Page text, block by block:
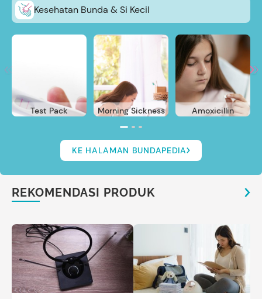
Kesehatan Bunda & Si Kecil
Test Pack Morning Sickness Amoxicillin
KE HALAMAN BUNDAPEDIA
REKOMENDASI PRODUK